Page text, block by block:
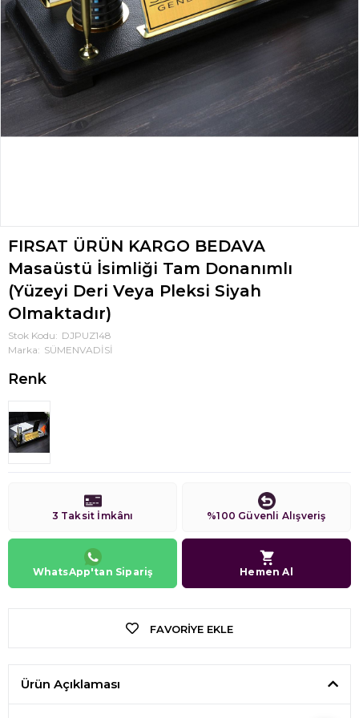
FIRSAT ÜRÜN KARGO BEDAVA
Masaüstü İsimliği Tam Donanımlı
(Yüzeyi Deri Veya Pleksi Siyah
Olmaktadır)
Stok Kodu
DJPUZ148
Marka
SÜMENVADİSİ
Renk
3 Taksit İmkânı %100 Güvenli Alışveriş
WhatsApp'tan Sipariş Hemen Al
FAVORIYE EKLE
Ürün Açıklaması